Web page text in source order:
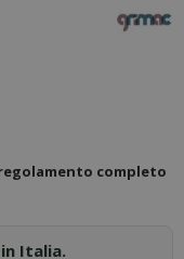
completo
Italia.